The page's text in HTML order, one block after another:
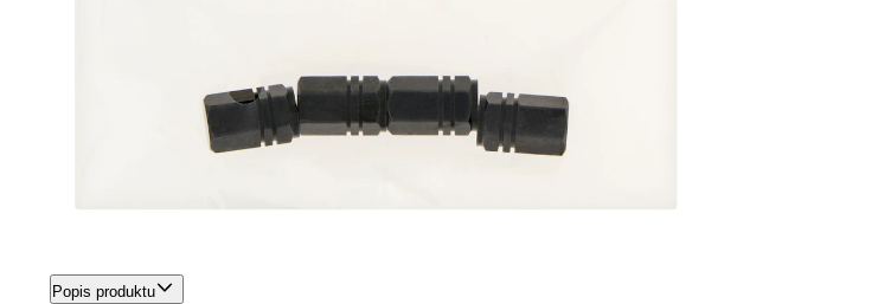
Popis produktu